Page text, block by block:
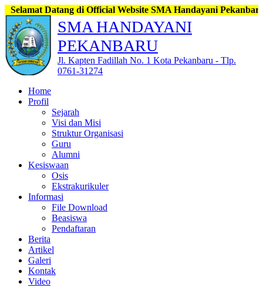
di Official Website SMA Handayani Pekanbaru, Jl.
SMA HANDAYANI
PEKANBARU
Jl. Kapten Fadillah No. 1 Kota Pekanbaru - Tlp.
0761-31274
Home
Profil
Sejarah
Visi dan Misi
Struktur Organisasi
Guru
Alumni
Kesiswaan
Osis
Ekstrakurikuler
Informasi
File Download
Beasiswa
Pendaftaran
Berita
Artikel
Galeri
Kontak
Video